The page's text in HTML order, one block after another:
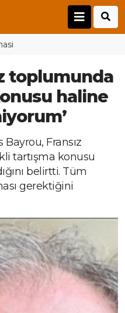
toplumunda
haline
Bayrou, Fransız
tartışma konusu
belirtti. Tüm
gerektiğini